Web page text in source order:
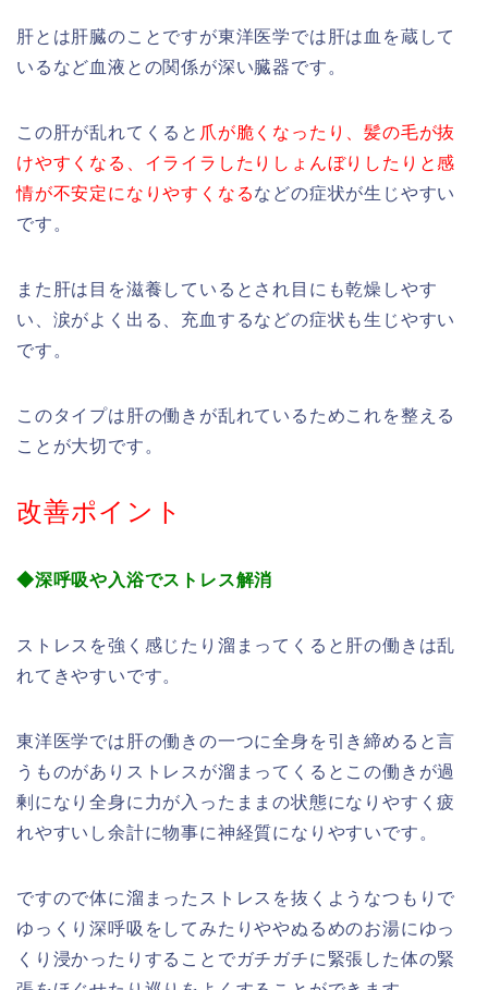
肝とは肝臓のことですが東洋医学では肝は血を蔵して
いるなど血液との関係が深い臓器です。
この肝が乱れてくると 爪が脆くなったり、髪の毛が抜
けやすくなる、イライラしたりしょんぼりしたりと感
情が不安定になりやすくなるなどの症状が生じやすい
です。
また肝は目を滋養しているとされ目にも乾燥しやす
い、涙がよく出る、充血するなどの症状も生じやすい
です。
このタイプは肝の働きが乱れているためこれを整える
ことが大切です。
改善ポイント
◆深呼吸や入浴でストレス解消
ストレスを強く感じたり溜まってくると肝の働きは乱
れてきやすいです。
東洋医学では肝の働きの一つに全身を引き締めると言
うものがありストレスが溜まってくるとこの働きが過
剰になり全身に力が入ったままの状態になりやすく疲
れやすいし余計に物事に神経質になりやすいです。
ですので体に溜まったストレスを抜くようなつもりで
ゆっくり深呼吸をしてみたりややぬるめのお湯にゆっ
くり浸かったりすることでガチガチに緊張した体の緊